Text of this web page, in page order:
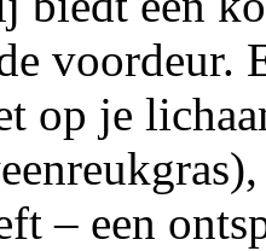
voordeur.
op je
– een